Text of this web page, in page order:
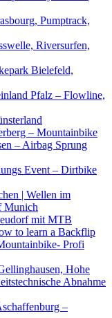
Pumptrack,
Riversurfen,
Bielefeld,
Pfalz – Flowline,
– Mountainbike
– Airbag Sprung
Event – Dirtbike
| Wellen im
Munich
mit MTB
to learn a Backflip
Profi
Hohe
Abnahme
–